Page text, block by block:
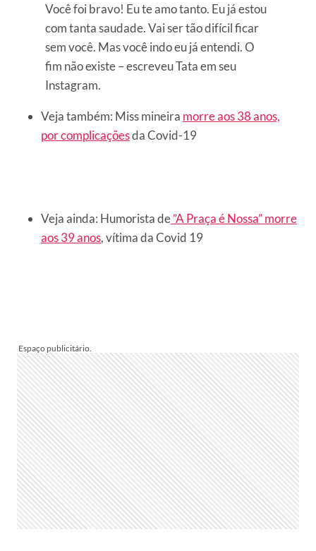
Você foi bravo! Eu te amo tanto. Eu já estou
com tanta saudade. Vai ser tão difícil ficar
sem você. Mas você indo eu já entendi. O
fim não existe – escreveu Tata em seu
Instagram.
Veja também: Miss mineira morre aos 38 anos,
por complicaçõesda Covid-19
Veja ainda: Humorista de”A Praça é Nossa” morre
aos 39 anos, vítima da Covid 19